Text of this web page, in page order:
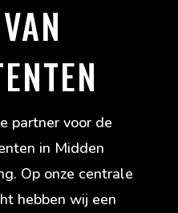
partner voor de
in Midden
Op onze centrale
hebben wij een